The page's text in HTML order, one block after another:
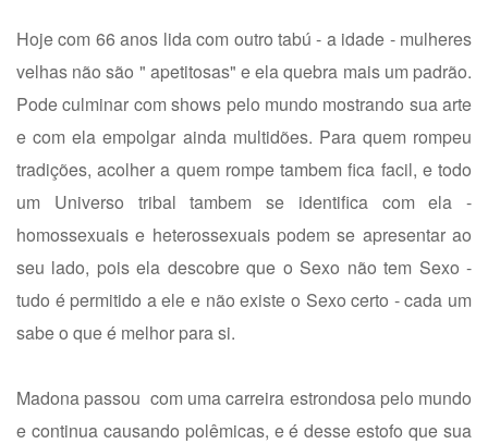
Hoje com 66 anos lida com outro tabú - a idade - mulheres
velhas não são " apetitosas" e ela quebra mais um padrão.
Pode culminar com shows pelo mundo mostrando sua arte
e com ela empolgar ainda multidões. Para quem rompeu
tradições, acolher a quem rompe tambem fica facil, e todo
um Universo tribal tambem se identifica com ela -
homossexuais e heterossexuais podem se apresentar ao
seu lado, pois ela descobre que o Sexo não tem Sexo -
tudo é permitido a ele e não existe o Sexo certo - cada um
sabe o que é melhor para si.
Madona passou com uma carreira estrondosa pelo mundo
e continua causando polêmicas, e é desse estofo que sua